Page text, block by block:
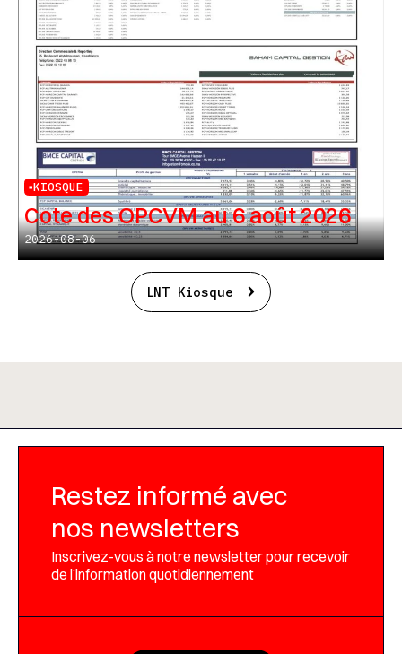
KIOSQUE
Cote des OPCVM au 6 août 2026
2026-08-06
LNT Kiosque
Restez informé avec
nos newsletters
Inscrivez-vous à notre newsletter pour recevoir
de l’information quotidiennement